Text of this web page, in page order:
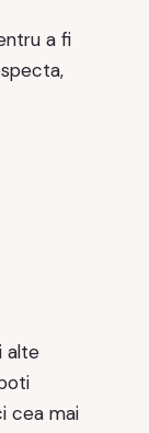
a fi
alte
cea mai